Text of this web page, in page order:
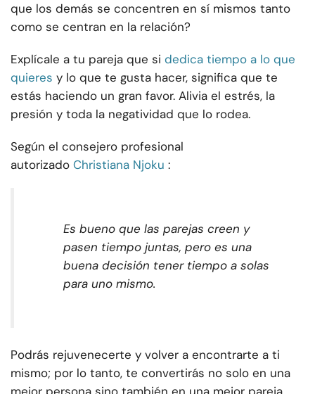
que los demás se concentren en sí mismos tanto
como se centran en la relación?
Explícale a tu pareja que si dedica tiempo a lo que
quieres y lo que te gusta hacer, significa que te
estás haciendo un gran favor. Alivia el estrés, la
presión y toda la negatividad que lo rodea.
Según el consejero profesional
autorizado Christiana Njoku :
Es bueno que las parejas creen y
pasen tiempo juntas, pero es una
buena decisión tener tiempo a solas
para uno mismo.
Podrás rejuvenecerte y volver a encontrarte a ti
mismo; por lo tanto, te convertirás no solo en una